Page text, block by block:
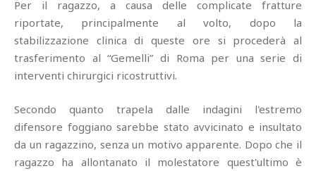
Per il ragazzo, a causa delle complicate fratture
riportate, principalmente al volto, dopo la
stabilizzazione clinica di queste ore si procederà al
trasferimento al “Gemelli” di Roma per una serie di
interventi chirurgici ricostruttivi.
Secondo quanto trapela dalle indagini l'estremo
difensore foggiano sarebbe stato avvicinato e insultato
da un ragazzino, senza un motivo apparente. Dopo che il
ragazzo ha allontanato il molestatore quest'ultimo è